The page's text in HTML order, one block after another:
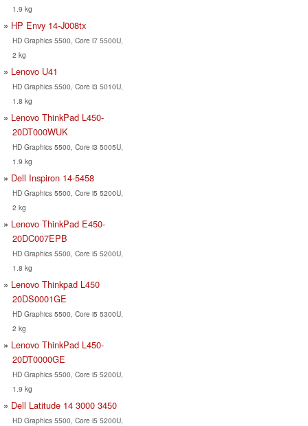
1.9 kg
HP Envy 14-J008tx
HD Graphics 5500, Core i7 5500U,
2 kg
Lenovo U41
HD Graphics 5500, Core i3 5010U,
1.8 kg
Lenovo ThinkPad L450-
20DT000WUK
HD Graphics 5500, Core i3 5005U,
1.9 kg
Dell Inspiron 14-5458
HD Graphics 5500, Core i5 5200U,
2 kg
Lenovo ThinkPad E450-
20DC007EPB
HD Graphics 5500, Core i5 5200U,
1.8 kg
Lenovo Thinkpad L450
20DS0001GE
HD Graphics 5500, Core i5 5300U,
2 kg
Lenovo ThinkPad L450-
20DT0000GE
HD Graphics 5500, Core i5 5200U,
1.9 kg
Dell Latitude 14 3000 3450
HD Graphics 5500, Core i5 5200U,